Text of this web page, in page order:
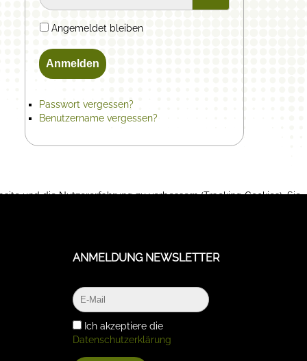
Angemeldet bleiben
Anmelden
Passwort vergessen?
Benutzername vergessen?
ANMELDUNG NEWSLETTER
Ich akzeptiere die
Datenschutzerklärung
und die Nutzererfahrung zu verbessern (Tracking Cookies). Sie